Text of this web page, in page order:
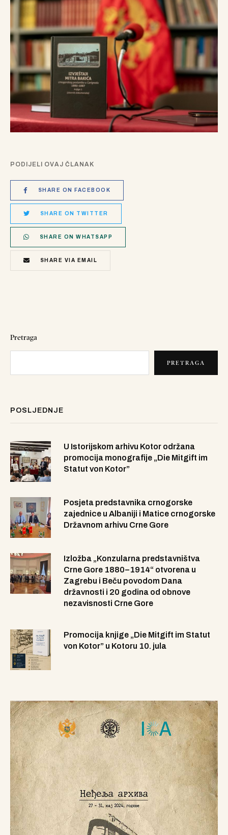
PODIJELI OVAJ ČLANAK
SHARE ON FACEBOOK
SHARE ON TWITTER
SHARE ON WHATSAPP
SHARE VIA EMAIL
Pretraga
PRETRAGA
POSLJEDNJE
U Istorijskom arhivu Kotor održana
promocija monografije „Die Mitgift im
Statut von Kotor”
Posjeta predstavnika crnogorske
zajednice u Albaniji i Matice crnogorske
Državnom arhivu Crne Gore
Izložba „Konzularna predstavništva
Crne Gore 1880–1914“ otvorena u
Zagrebu i Beču povodom Dana
državnosti i 20 godina od obnove
nezavisnosti Crne Gore
Promocija knjige „Die Mitgift im Statut
von Kotor” u Kotoru 10. jula